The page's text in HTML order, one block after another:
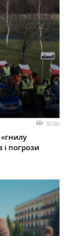
3036
і погрози